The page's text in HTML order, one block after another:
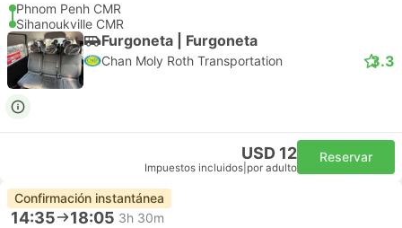
Phnom Penh CMR
Sihanoukville CMR
Furgoneta | Furgoneta
Chan Moly Roth Transportation 3.3
USD 12
Impuestos incluidos por adulto
Reservar
Confirmación instantánea
14:35 18:05 3h 30m